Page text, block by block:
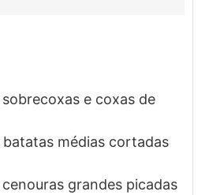
sobrecoxas e coxas de
batatas médias cortadas
cenouras grandes picadas